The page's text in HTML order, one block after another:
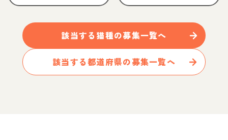
該当する 猫種の募集一覧へ
該当する都道府県の募集一覧へ